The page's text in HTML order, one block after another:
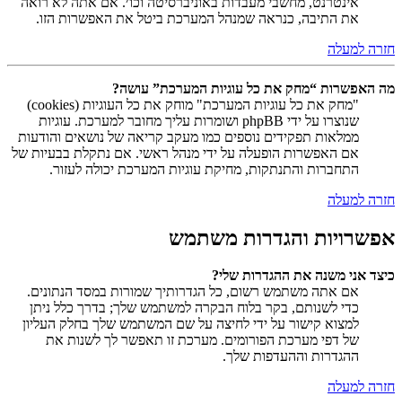
את התיבה, כנראה שמנהל המערכת ביטל את האפשרות הזו.
חזרה למעלה
מה האפשרות “מחק את כל עוגיות המערכת” עושה?
"מחק את כל עוגיות המערכת" מוחק את כל העוגיות (cookies)
שנוצרו על ידי phpBB ושומרות עליך מחובר למערכת. עוגיות
ממלאות תפקידים נוספים כמו מעקב קריאה של נושאים והודעות
אם האפשרות הופעלה על ידי מנהל ראשי. אם נתקלת בבעיות של
התחברות והתנתקות, מחיקת עוגיות המערכת יכולה לעזור.
חזרה למעלה
אפשרויות והגדרות משתמש
כיצד אני משנה את ההגדרות שלי?
אם אתה משתמש רשום, כל הגדרותיך שמורות במסד הנתונים.
כדי לשנותם, בקר בלוח הבקרה למשתמש שלך; בדרך כלל ניתן
למצוא קישור על ידי לחיצה על שם המשתמש שלך בחלק העליון
של דפי מערכת הפורומים. מערכת זו תאפשר לך לשנות את
ההגדרות וההעדפות שלך.
חזרה למעלה